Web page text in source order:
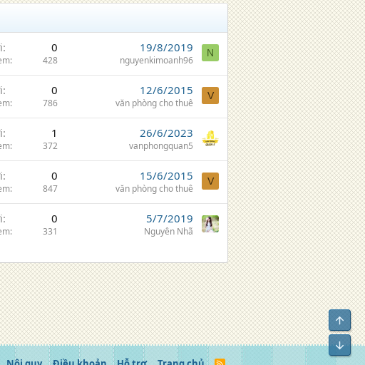
0
428
19/8/2019
nguyenkimoanh96
N
0
786
12/6/2015
văn phòng cho thuê
V
1
372
26/6/2023
vanphongquan5
0
847
15/6/2015
văn phòng cho thuê
V
0
331
5/7/2019
Nguyên Nhã
R
Top